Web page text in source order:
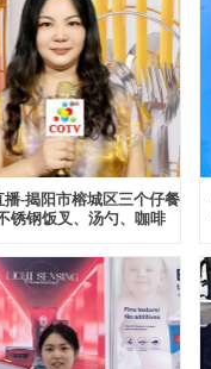
-揭阳市榕城区三个仔餐
锈钢饭叉、汤勺、咖啡
品，设计时尚、制造精
现货供应并承接国内外
光临！